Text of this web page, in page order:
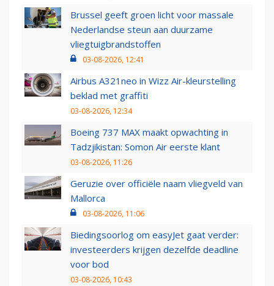
Brussel geeft groen licht voor massale
Nederlandse steun aan duurzame
vliegtuigbrandstoffen
03-08-2026, 12:41
Airbus A321neo in Wizz Air-kleurstelling
beklad met graffiti
03-08-2026, 12:34
Boeing 737 MAX maakt opwachting in
Tadzjikistan: Somon Air eerste klant
03-08-2026, 11:26
Geruzie over officiële naam vliegveld van
Mallorca
03-08-2026, 11:06
Biedingsoorlog om easyJet gaat verder:
investeerders krijgen dezelfde deadline
voor bod
03-08-2026, 10:43